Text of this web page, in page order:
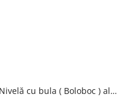
Nivelă cu bula ( Boloboc ) aluminiu profil ID, 60cm - Sola-01256801